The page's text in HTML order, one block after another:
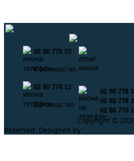
02 80 778 15
Счетоводство
02 80 778 13
Деловодство
02 80 778
02 80 778
02 80 778
Copyright ©
Reserved. Designed by